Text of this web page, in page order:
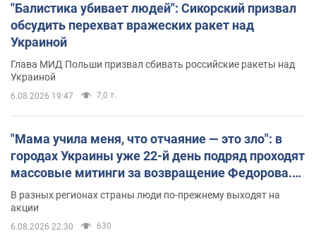
"Балистика убивает людей": Сикорский призвал
обсудить перехват вражеских ракет над
Украиной
Глава МИД Польши призвал сбивать российские ракеты над
Украиной
6.08.2026 19:47 7,0 т.
"Мама учила меня, что отчаяние — это зло": в
городах Украины уже 22-й день подряд проходят
массовые митинги за возвращение Федорова.
Фото и видео
В разных регионах страны люди по-прежнему выходят на
акции
6.08.2026 22:30 630